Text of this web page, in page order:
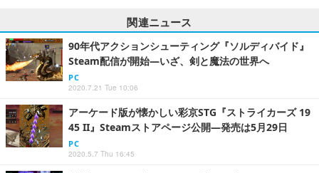
関連ニュース
90年代アクションシューティング『ソルディバイド』
Steam配信が開始―いざ、剣と魔法の世界へ
PC
2020.7.21 Tue 10:06
アーケード版が懐かしい彩京STG『ストライカーズ 19
45 II』Steamストアページ公開―発売は5月29日
PC
2020.5.7 Thu 16:45